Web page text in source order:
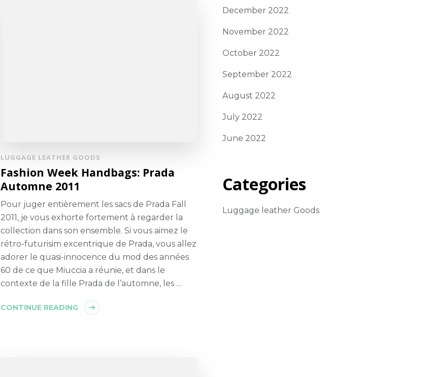
LUGGAGE LEATHER GOODS
Fashion Week Handbags: Prada
Automne 2011
Pour juger entièrement les sacs de Prada Fall
2011, je vous exhorte fortement à regarder la
collection dans son ensemble. Si vous aimez le
rétro-futurisim excentrique de Prada, vous allez
adorer le quasi-innocence du mod des années
60 de ce que Miuccia a réunie, et dans le
contexte de la fille Prada de l’automne, les …
CONTINUE READING
December 2022
November 2022
October 2022
September 2022
August 2022
July 2022
June 2022
Categories
Luggage leather Goods